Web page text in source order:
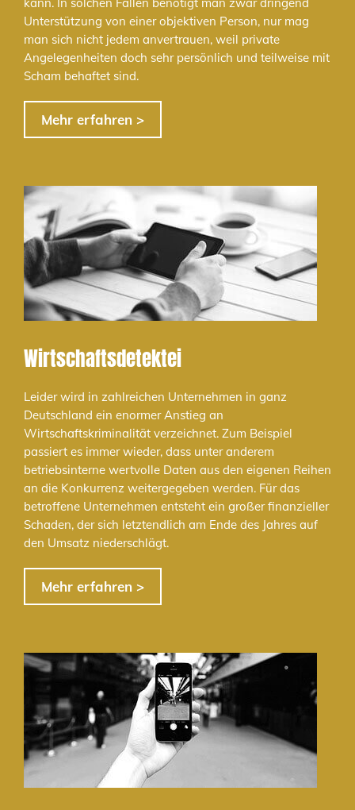
kann. In solchen Fällen benötigt man zwar dringend
Unterstützung von einer objektiven Person, nur mag
man sich nicht jedem anvertrauen, weil private
Angelegenheiten doch sehr persönlich und teilweise mit
Scham behaftet sind.
Mehr erfahren >
Wirtschaftsdetektei
Leider wird in zahlreichen Unternehmen in ganz
Deutschland ein enormer Anstieg an
Wirtschaftskriminalität verzeichnet. Zum Beispiel
passiert es immer wieder, dass unter anderem
betriebsinterne wertvolle Daten aus den eigenen Reihen
an die Konkurrenz weitergegeben werden. Für das
betroffene Unternehmen entsteht ein großer finanzieller
Schaden, der sich letztendlich am Ende des Jahres auf
den Umsatz niederschlägt.
Mehr erfahren >